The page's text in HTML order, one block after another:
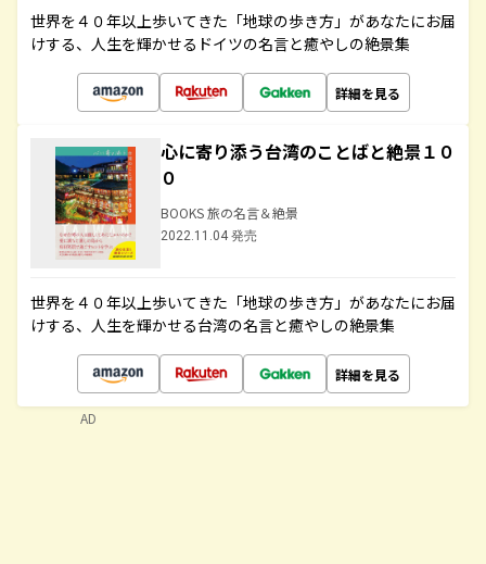
世界を４０年以上歩いてきた「地球の歩き方」があなたにお届
けする、人生を輝かせるドイツの名言と癒やしの絶景集
詳細を見る
心に寄り添う台湾のことばと絶景１０
０
BOOKS 旅の名言＆絶景
2022.11.04 発売
世界を４０年以上歩いてきた「地球の歩き方」があなたにお届
けする、人生を輝かせる台湾の名言と癒やしの絶景集
詳細を見る
AD